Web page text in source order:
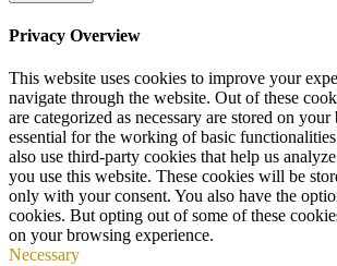
Privacy Overview
This website uses cookies to improve your
navigate through the website. Out of these
are categorized as necessary are stored on
essential for the working of basic
also use third-party cookies that help us
you use this website. These cookies will be
only with your consent. You also have the
cookies. But opting out of some of these
on your browsing experience.
Necessary